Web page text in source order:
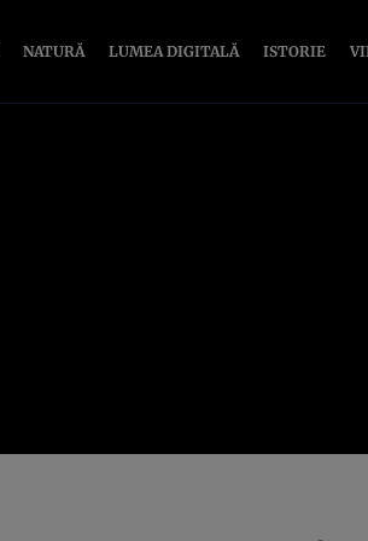
NATURĂ LUMEA DIGITALĂ ISTORIE